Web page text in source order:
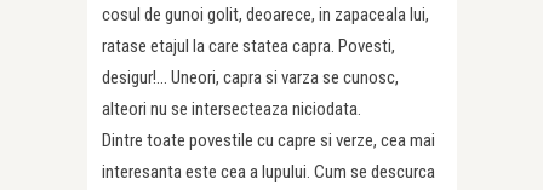
cosul de gunoi golit, deoarece, in zapaceala lui,
ratase etajul la care statea capra. Povesti,
desigur!… Uneori, capra si varza se cunosc,
alteori nu se intersecteaza niciodata.
Dintre toate povestile cu capre si verze, cea mai
interesanta este cea a lupului. Cum se descurca